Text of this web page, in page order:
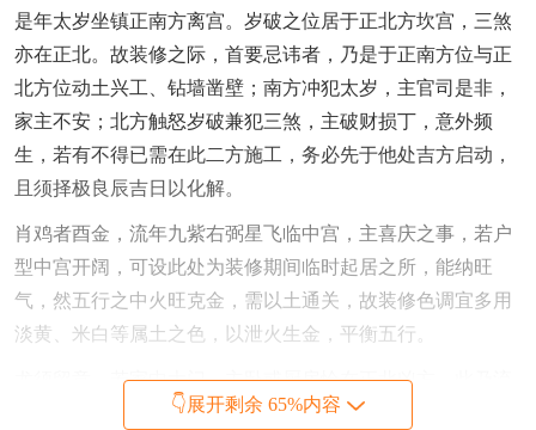
是年太岁坐镇正南方离宫。岁破之位居于正北方坎宫，三煞
亦在正北。故装修之际，首要忌讳者，乃是于正南方位与正
北方位动土兴工、钻墙凿壁；南方冲犯太岁，主官司是非，
家主不安；北方触怒岁破兼犯三煞，主破财损丁，意外频
生，若有不得已需在此二方施工，务必先于他处吉方启动，
且须择极良辰吉日以化解。
肖鸡者酉金，流年九紫右弼星飞临中宫，主喜庆之事，若户
型中宫开阔，可设此处为装修期间临时起居之所，能纳旺
气，然五行之中火旺克金，需以土通关，故装修色调宜多用
淡黄、米白等属土之色，以泄火生金，平衡五行。
尤须留意，若家中大门、主卧或厨房恰在正北凶方，此乃流
年气口受侵，可于此处暗中放置一祥安阁联吉锦袋，以土性
👇展开剩余 65%内容